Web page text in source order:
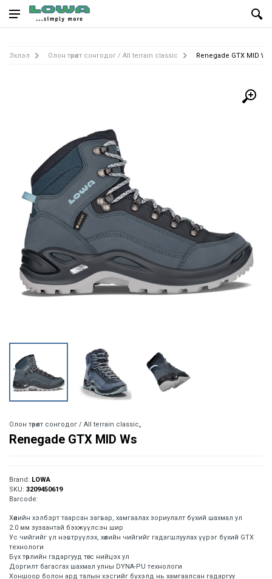
Эхлэл Олон төрөлт сонгодог / All terrain classic Renegade GTX MID Ws
Олон төрөлт сонгодог / All terrain classic,
Renegade GTX MID Ws
Brand: LOWA
SKU: 3209450619
Barcode:
Хөлийн хэлбэрт таарсан загвар, хамгаалах зориулалт бүхий шахмал ул
2.0 мм зузаантай бэхжүүлсэн шир
Ус чийгийг үл нэвтрүүлэх, хөлийн чийгийг гадагшлуулах үүрэг бүхий GTX
технологи
Бүх төрлийн гадаргууд төгс нийцэх ул
Доргилт багасгах шахмал улны DYNA-PU технологи
Хоншоор болон ард талын хэсгийг бүхэлд нь хамгаалсан гадаргуу